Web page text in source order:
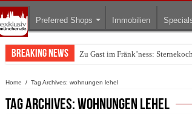
Preferred Shops Immobilien
Breaking News Zu Gast im Fränk’ness:
Warum München gerade zum
Home / Tag Archives: wohnungen lehel
Tag Archives:wohnungen lehel